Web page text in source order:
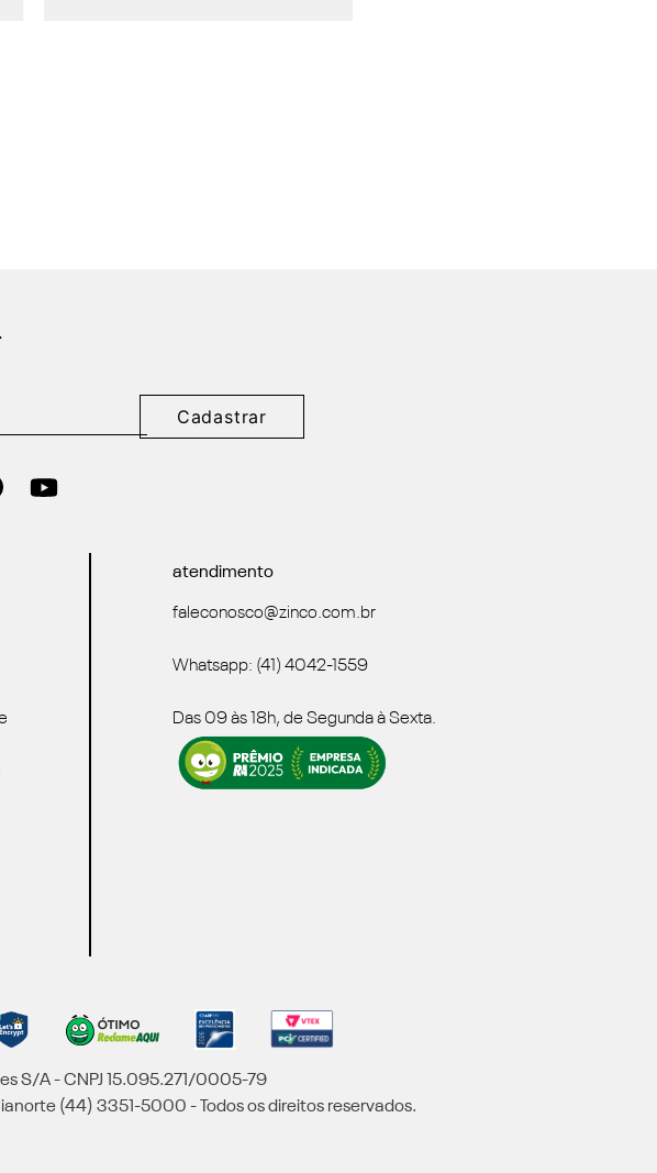
Cadastrar
atendimento
faleconosco@zinco.com.br
Whatsapp: (41) 4042-1559
Das 09 às 18h, de Segunda à Sexta.
S/A - CNPJ 15.095.271/0005-79
(44) 3351-5000 - Todos os direitos reservados.